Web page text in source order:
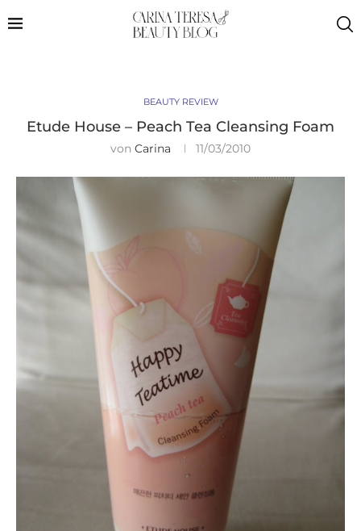
BEAUTY REVIEW
Etude House – Peach Tea Cleansing Foam
von Carina 11/03/2010